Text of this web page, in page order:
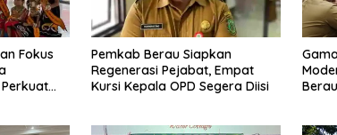
Fokus
Pemkab Berau Siapkan
Regenerasi Pejabat, Empat
Kursi Kepala OPD Segera Diisi